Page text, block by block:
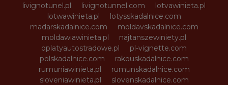
livignotunel.pl
livignotunnel.com
lotvawinieta.pl
lotwawinieta.pl
lotysskadalnice.com
madarskadalnice.com
moldavskadalnice.com
moldawiawinieta.pl
najtanszewiniety.pl
oplatyautostradowe.pl
pl-vignette.com
polskadalnice.com
rakouskadalnice.com
rumuniawinieta.pl
rumunskadalnice.com
sloveniawinieta.pl
slovenskadalnice.com